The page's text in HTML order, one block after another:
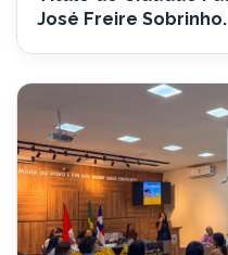
José Freire Sobrinho.